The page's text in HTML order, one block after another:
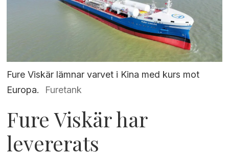
Fure Viskär lämnar varvet i Kina med kurs mot
Europa.
Furetank
Fure Viskär har
levererats